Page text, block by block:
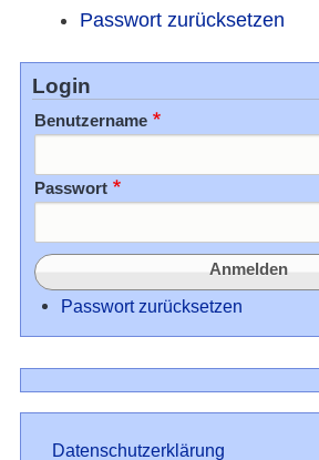
Passwort zurücksetzen
Login
Benutzername
Passwort
Passwort zurücksetzen
Datenschutz
Datenschutzerklärung